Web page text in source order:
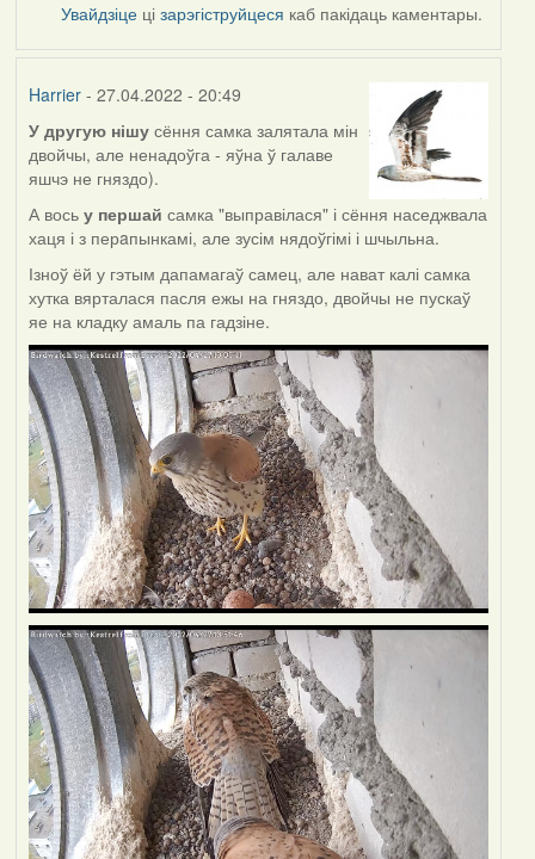
Увайдзіце цізарэгіструйцеся каб пакідаць каментары.
Harrier- 27.04.2022 - 20:49
У другую нішу сёння самка залятала мін
двойчы, але ненадоўга - яўна ў галаве
яшчэ не гняздо).
А вось у першай самка "выправілася" і сёння наседжвала
хаця і з перaпынкамі, але зусім нядоўгімі і шчыльна.
Ізноў ёй у гэтым дапамагаў самец, але нават калі самка
хутка вярталася пасля ежы на гняздо, двойчы не пускаў
яе на кладку амаль па гадзіне.